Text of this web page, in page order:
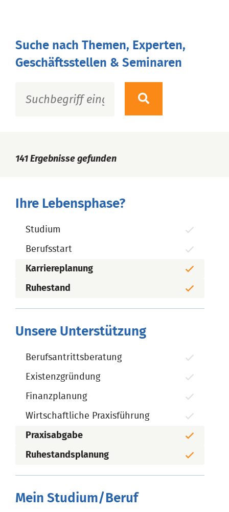
Suche nach Themen, Experten,
Geschäftsstellen & Seminaren
141 Ergebnisse gefunden
Ihre Lebensphase?
Studium
Berufsstart
Karriereplanung
Ruhestand
Unsere Unterstützung
Berufsantrittsberatung
Existenzgründung
Finanzplanung
Wirtschaftliche Praxisführung
Praxisabgabe
Ruhestandsplanung
Mein Studium/Beruf